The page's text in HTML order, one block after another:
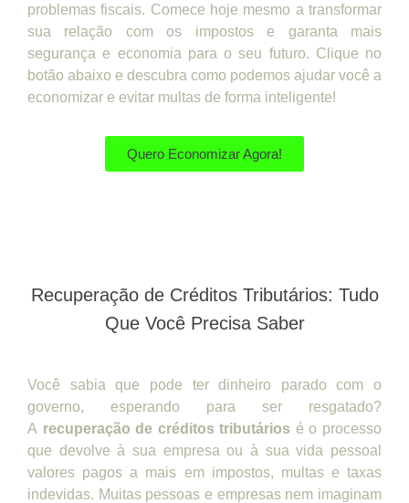
problemas fiscais. Comece hoje mesmo a transformar
sua relação com os impostos e garanta mais
segurança e economia para o seu futuro. Clique no
botão abaixo e descubra como podemos ajudar você a
economizar e evitar multas de forma inteligente!
Quero Economizar Agora!
Recuperação de Créditos Tributários: Tudo
Que Você Precisa Saber
Você sabia que pode ter dinheiro parado com o
governo, esperando para ser resgatado?
A recuperação de créditos tributários é o processo
que devolve à sua empresa ou à sua vida pessoal
valores pagos a mais em impostos, multas e taxas
indevidas. Muitas pessoas e empresas nem imaginam